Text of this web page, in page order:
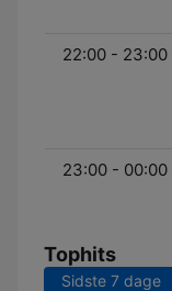
22:00 - 23:00
23:00 - 00:00
Tophits
Sidste 7 dage